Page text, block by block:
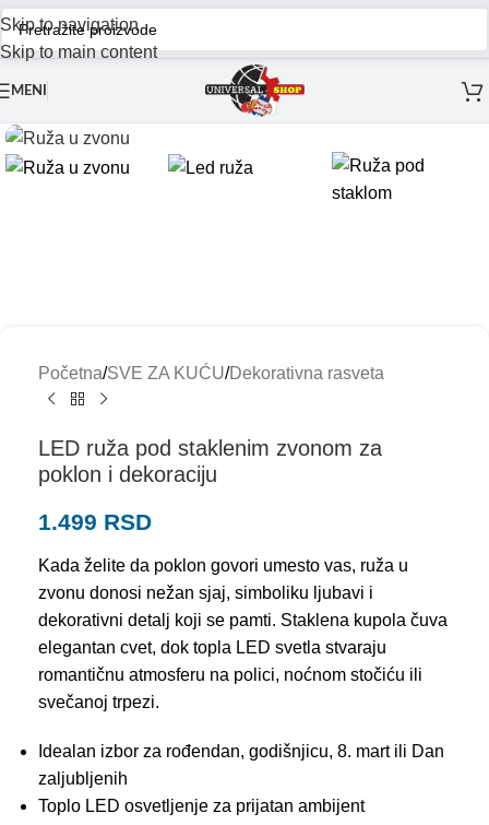
Skip to navigation
Skip to main content
MENI
Početna/SVE ZA KUĆU/Dekorativna rasveta
LED ruža pod staklenim zvonom za
poklon i dekoraciju
1.499 RSD
Kada želite da poklon govori umesto vas, ruža u
zvonu donosi nežan sjaj, simboliku ljubavi i
dekorativni detalj koji se pamti. Staklena kupola čuva
elegantan cvet, dok topla LED svetla stvaraju
romantičnu atmosferu na polici, noćnom stočiću ili
svečanoj trpezi.
Idealan izbor za rođendan, godišnjicu, 8. mart ili Dan
zaljubljenih
Toplo LED osvetljenje za prijatan ambijent